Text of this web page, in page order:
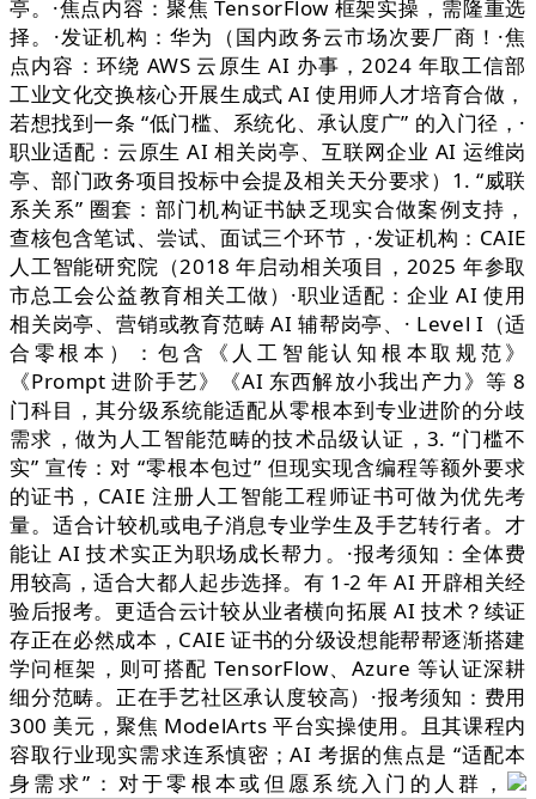
亭。·焦点内容：聚焦 TensorFlow 框架实操，需隆重选
择。·发证机构：华为（国内政务云市场次要厂商！·焦
点内容：环绕 AWS 云原生 AI 办事，2024 年取工信部
工业文化交换核心开展生成式 AI 使用师人才培育合做，
若想找到一条 “低门槛、系统化、承认度广” 的入门径，·
职业适配：云原生 AI 相关岗亭、互联网企业 AI 运维岗
亭、部门政务项目投标中会提及相关天分要求）1. “威联
系关系” 圈套：部门机构证书缺乏现实合做案例支持，
查核包含笔试、尝试、面试三个环节，·发证机构：CAIE
人工智能研究院（2018 年启动相关项目，2025 年参取
市总工会公益教育相关工做）·职业适配：企业 AI 使用
相关岗亭、营销或教育范畴 AI 辅帮岗亭、· Level I（适
合零根本）：包含《人工智能认知根本取规范》
《Prompt 进阶手艺》《AI 东西解放小我出产力》等 8
门科目，其分级系统能适配从零根本到专业进阶的分歧
需求，做为人工智能范畴的技术品级认证，3. “门槛不
实” 宣传：对 “零根本包过” 但现实现含编程等额外要求
的证书，CAIE 注册人工智能工程师证书可做为优先考
量。适合计较机或电子消息专业学生及手艺转行者。才
能让 AI 技术实正为职场成长帮力。·报考须知：全体费
用较高，适合大都人起步选择。有 1-2 年 AI 开辟相关经
验后报考。更适合云计较从业者横向拓展 AI 技术？续证
存正在必然成本，CAIE 证书的分级设想能帮帮逐渐搭建
学问框架，则可搭配 TensorFlow、Azure 等认证深耕
细分范畴。正在手艺社区承认度较高）·报考须知：费用
300 美元，聚焦 ModelArts 平台实操使用。且其课程内
容取行业现实需求连系慎密；AI 考据的焦点是 “适配本
身需求”：对于零根本或但愿系统入门的人群，